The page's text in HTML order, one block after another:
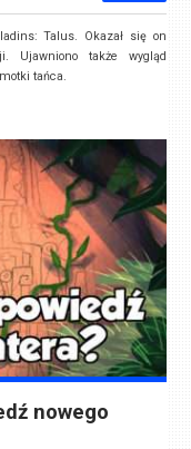
Talus. Okazał się on
Ujawniono także wygląd
tańca.
nowego